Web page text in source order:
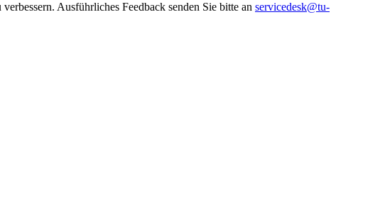
Ausführliches Feedback senden Sie bitte an servicedesk@tu-